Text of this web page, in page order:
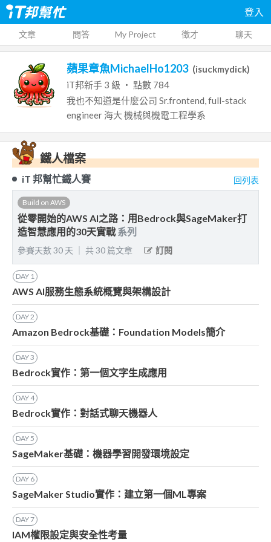
登入
文章 問答 My Project 徵才 聊天
蘋果章魚MichaelHo1203 (isuckmydick)
iT邦新手 3 級 ‧ 點數 784
我也不知道是什麼公司 Sr.frontend, full-stack
engineer 海大 機械與機電工程學系
鐵人檔案
iT 邦幫忙鐵人賽 回列表
Build on AWS
從零開始的AWS AI之路：用Bedrock與SageMaker打
造智慧應用的30天實戰 系列
參賽天數30 天 共30 篇文章 訂閱
DAY 1
AWS AI服務生態系統概覽與架構設計
DAY2
Amazon Bedrock基礎：Foundation Models簡介
DAY3
Bedrock實作：第一個文字生成應用
DAY4
Bedrock實作：對話式聊天機器人
DAY5
SageMaker基礎：機器學習開發環境設定
DAY 6
SageMaker Studio實作：建立第一個ML專案
DAY7
IAM權限設定與安全性考量